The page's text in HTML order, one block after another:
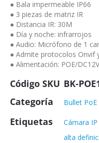
● Bala impermeable IP66
● 3 piezas de matriz IR
● Distancia IR: 30M
● Día y noche: infrarrojos
● Audio: Micrófono de 1
● Admite protocolos Onvif
● Alimentación: POE/
Código SKU BK-
Categoría
Bullet
Etiquetas Cámara
alta